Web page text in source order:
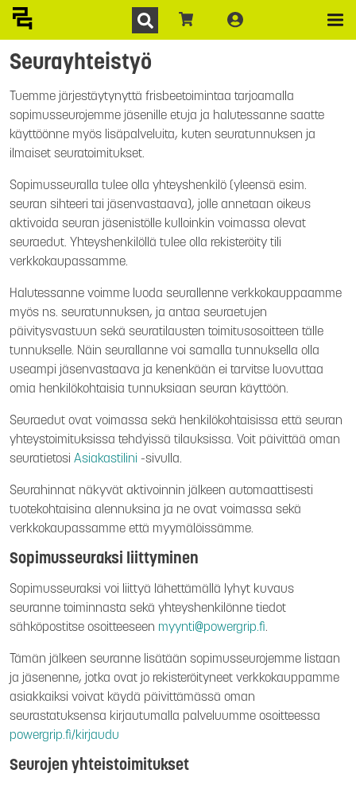
Seurayhteistyö
Tuemme järjestäytynyttä frisbeetoimintaa tarjoamalla
sopimusseurojemme jäsenille etuja ja halutessanne saatte
käyttöönne myös lisäpalveluita, kuten seuratunnuksen ja
ilmaiset seuratoimitukset.
Sopimusseuralla tulee olla yhteyshenkilö (yleensä esim.
seuran sihteeri tai jäsenvastaava), jolle annetaan oikeus
aktivoida seuran jäsenistölle kulloinkin voimassa olevat
seuraedut. Yhteyshenkilöllä tulee olla rekisteröity tili
verkkokaupassamme.
Halutessanne voimme luoda seurallenne verkkokauppaamme
myös ns. seuratunnuksen, ja antaa seuraetujen
päivitysvastuun sekä seuratilausten toimitusosoitteen tälle
tunnukselle. Näin seurallanne voi samalla tunnuksella olla
useampi jäsenvastaava ja kenenkään ei tarvitse luovuttaa
omia henkilökohtaisia tunnuksiaan seuran käyttöön.
Seuraedut ovat voimassa sekä henkilökohtaisissa että seuran
yhteystoimituksissa tehdyissä tilauksissa. Voit päivittää oman
seuratietosi Asiakastilini -sivulla.
Seurahinnat näkyvät aktivoinnin jälkeen automaattisesti
tuotekohtaisina alennuksina ja ne ovat voimassa sekä
verkkokaupassamme että myymälöissämme.
Sopimusseuraksi liittyminen
Sopimusseuraksi voi liittyä lähettämällä lyhyt kuvaus
seuranne toiminnasta sekä yhteyshenkilönne tiedot
sähköpostitse osoitteeseen myynti@powergrip.fi.
Tämän jälkeen seuranne lisätään sopimusseurojemme listaan
ja jäsenenne, jotka ovat jo rekisteröityneet verkkokauppamme
asiakkaiksi voivat käydä päivittämässä oman
seurastatuksensa kirjautumalla palveluumme osoitteessa
powergrip.fi/kirjaudu
Seurojen yhteistoimitukset